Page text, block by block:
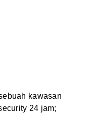
kawasan
24 jam;